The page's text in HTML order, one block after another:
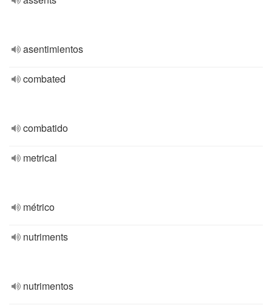
asentimientos
combated
combatido
metrical
métrico
nutriments
nutrimentos